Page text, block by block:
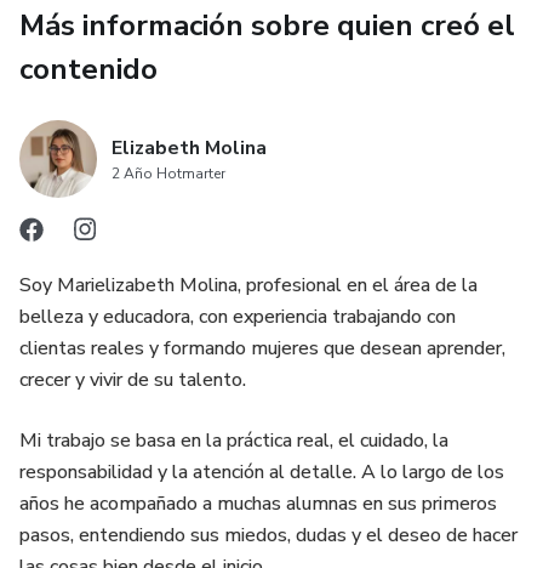
profesionales e impactantes, elevando la calidad de tu
trabajo desde el inicio.
Ideal si estas comenzando en el mundo de las extensiones
de pestañas o si quieres reforzar tus bases de diseño.
Más información sobre quien creó el
contenido
Elizabeth Molina
2 Año Hotmarter
Soy Marielizabeth Molina, profesional en el área de la
belleza y educadora, con experiencia trabajando con
clientas reales y formando mujeres que desean aprender,
crecer y vivir de su talento.
Mi trabajo se basa en la práctica real, el cuidado, la
responsabilidad y la atención al detalle. A lo largo de los
años he acompañado a muchas alumnas en sus primeros
pasos, entendiendo sus miedos, dudas y el deseo de hacer